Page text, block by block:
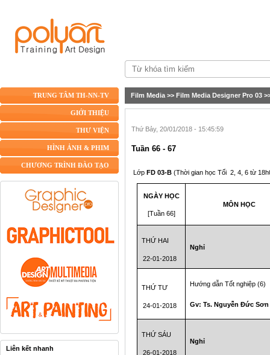
TRUNG TÂM TH-NN-TV
GIỚI THIỆU
THƯ VIỆN
HÌNH ẢNH & PHIM
CHƯƠNG TRÌNH ĐÀO TẠO
Liên kết nhanh
Film Media >> Film Media Designer Pro 03
Thứ Bảy, 20/01/2018 - 15:45:59
Tuần 66 - 67
Lớp FD 03-B (Thời gian học Tối 2, 4, 6 từ
NGÀY HỌC
[Tuần 66]
MÔN HỌC
THỨ HAI
22-01-2018
Nghỉ
THỨ TƯ
24-01-2018
Hướng dẫn Tốt nghiệp (6)
Gv: Ts. Nguyễn Đức Sơn
THỨ SÁU
26-01-2018
Nghỉ